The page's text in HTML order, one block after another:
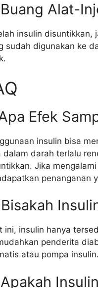
Alat-
insulin disuntikkan,
sudah digunakan ke
Efek
insulin bisa
dalam darah terlalu
Jika
penanganan
ini, insulin hanya
penderita
atau pompa insulin.